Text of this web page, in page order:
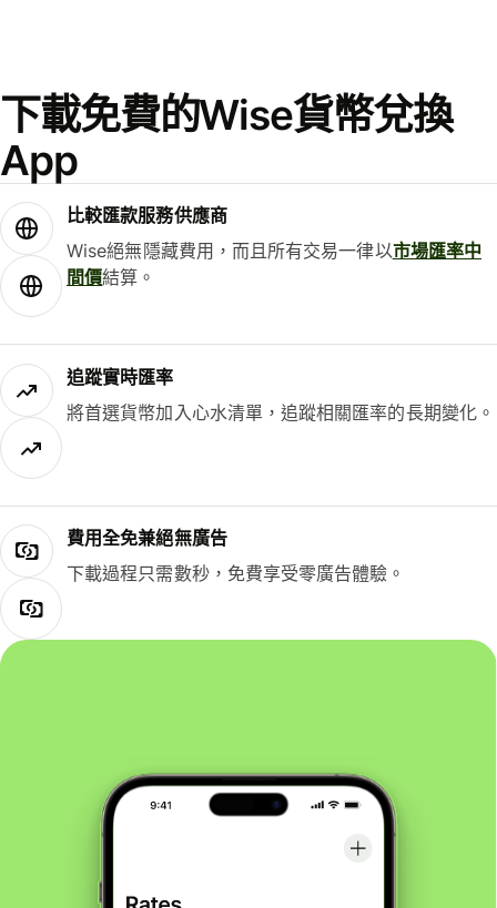
下載免費的Wise貨幣兌換
App
比較匯款服務供應商
Wise絕無隱藏費用，而且所有交易一律以市場匯率中
間價結算。
追蹤實時匯率
將首選貨幣加入心水清單，追蹤相關匯率的長期變化。
費用全免兼絕無廣告
下載過程只需數秒，免費享受零廣告體驗。